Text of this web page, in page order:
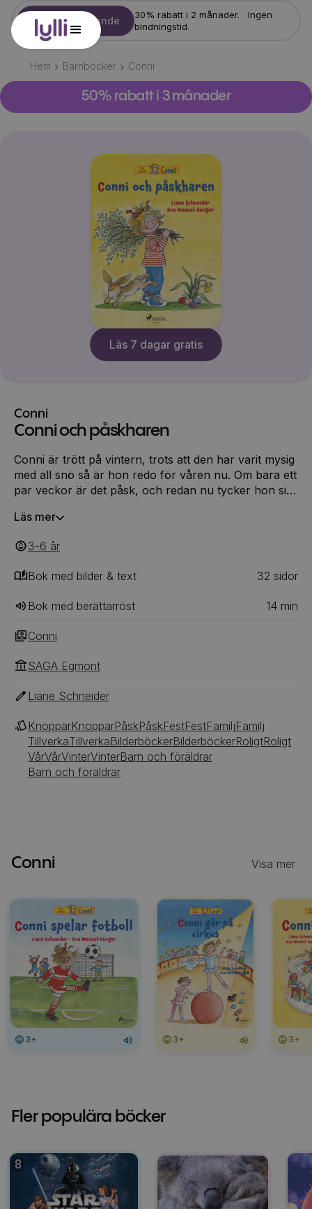
Starta erbjudande
30% rabatt i 2 månader. Ingen
bindningstid.
Hem Barnböcker Conni
50% rabatt i 3 månader
Läs 7 dagar gratis
Conni
Conni och påskharen
Conni är trött på vintern, trots att den har varit mysig
med all snö så är hon redo för våren nu. Om bara ett
par veckor är det påsk, och redan nu tycker hon sig
riktigt tror på att den finns ... Tillsammans med Conni
med vårbrasor, målade ägg och påskharar. Mycket
liknar det svenska firandet, annat inte. Följ med och
lär dig något nytt!
Läs mer
3-6 ‎‎ år
Bok med bilder & text 32 ‎‎ sidor
Bok med berättarröst 14 min
Conni
SAGA Egmont
Liane Schneider
KnopparKnopparPåskPåskFestFestFamiljFamilj
TillverkaTillverkaBilderböckerBilderböckerRoligtRoligt
VårVårVinterVinterBarn och föräldrar
Barn och föräldrar
Conni Visa mer
3+ 3+ 3+
Fler populära böcker